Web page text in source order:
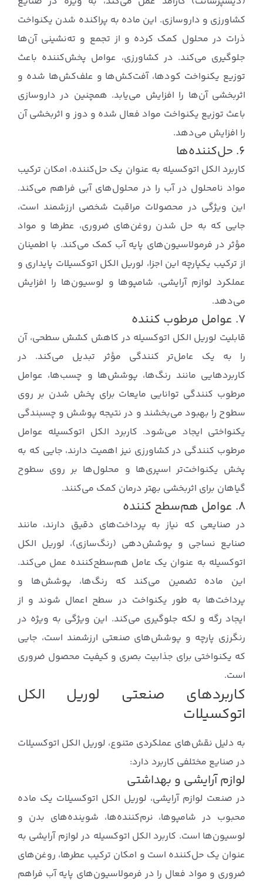
کشاورزی و داروسازی. این ماده به پراکنده شدن یکنواخت
ذرات در محلول کمک کرده و از تجمع و ته‌نشینی آن‌ها
جلوگیری می‌کند. در کشاورزی، عوامل پخش‌کننده باعث
توزیع یکنواخت کودها، آفت‌کش‌ها و علف‌کش‌ها شده و
اثربخشی آن‌ها را افزایش می‌یابد. همچنین در داروسازی
باعث توزیع یکنواخت مواد فعال شده و دوز و اثربخشی آن
را افزایش می‌دهد.
۶. حل‌کننده‌ها
کاربرد الکل اتوکسیله به عنوان یک حل‌کننده، امکان ترکیب
مواد نامحلول در آب را در محلول‌های آبی فراهم می‌کند.
این ویژگی در محصولات مراقبت شخصی ارزشمند است،
جایی که به حل شدن روغن‌های ضروری، عطرها و مواد
مؤثر در فرمولاسیون‌های پایه آب کمک می‌کند. با اطمینان
از ترکیب یکپارچه این اجزا، لوریل الکل اتوکسیلات پایداری و
عملکرد لوازم آرایشی، شامپوها و لوسیون‌ها را افزایش
می‌دهد.
۷. عوامل مرطوب کننده
قابلیت لوریل الکل اتوکسیله در کاهش کشش سطحی، آن
را به یک عامل‌تر کنندگی مؤثر تبدیل می‌کند. در
کاربردهایی مانند رنگ‌ها، پوشش‌ها و چسب‌ها، عوامل
مرطوب کنندگی توانایی مایعات برای پخش شدن بر روی
سطوح را بهبود می‌بخشند و در نتیجه پوشش و چسبندگی
یکنواختی ایجاد می‌شود. کاربرد الکل اتوکسیله عوامل
مرطوب کنندگی در کشاورزی نیز اهمیت دارند، جایی که به
پخش یکنواخت‌تر اسپری‌ها و محلول‌ها بر روی سطوح
گیاهان برای اثربخشی بهتر درمان کمک می‌کنند.
۸. عوامل هم‌سطح کننده
در صنایعی که نیاز به پرداخت‌های دقیق دارند، مانند
صنایع نساجی و پوشش‌دهی (رنگ‌سازی)، لوریل الکل
اتوکسیله به عنوان یک عامل هم‌سطح‌کننده عمل می‌کند.
این ماده تضمین می‌کند که رنگ‌ها، پوشش‌ها و
پرداخت‌ها به طور یکنواخت در سطح اعمال شوند و از
ایجاد رگه و لکه جلوگیری می‌کند. این ویژگی به ویژه در
رنگرزی پارچه و پوشش‌های صنعتی ارزشمند است، جایی
که یکنواختی برای جذابیت بصری و کیفیت محصول ضروری
است.
کاربردهای صنعتی لوریل الکل
اتوکسیلات
به دلیل نقش‌های عملکردی متنوع، لوریل الکل اتوکسیلات
در صنایع مختلفی کاربرد دارد:
لوازم آرایشی و بهداشتی
در صنعت لوازم آرایشی، لوریل الکل اتوکسیلات یک ماده
محبوب در شامپوها، نرم‌کننده‌ها، شوینده‌های بدن و
لوسیون‌ها است. کاربرد الکل اتوکسیله در لوازم آرایشی به
عنوان یک حل‌کننده است و امکان ترکیب عطرها، روغن‌های
ضروری و مواد فعال را در فرمولاسیون‌های پایه آب فراهم